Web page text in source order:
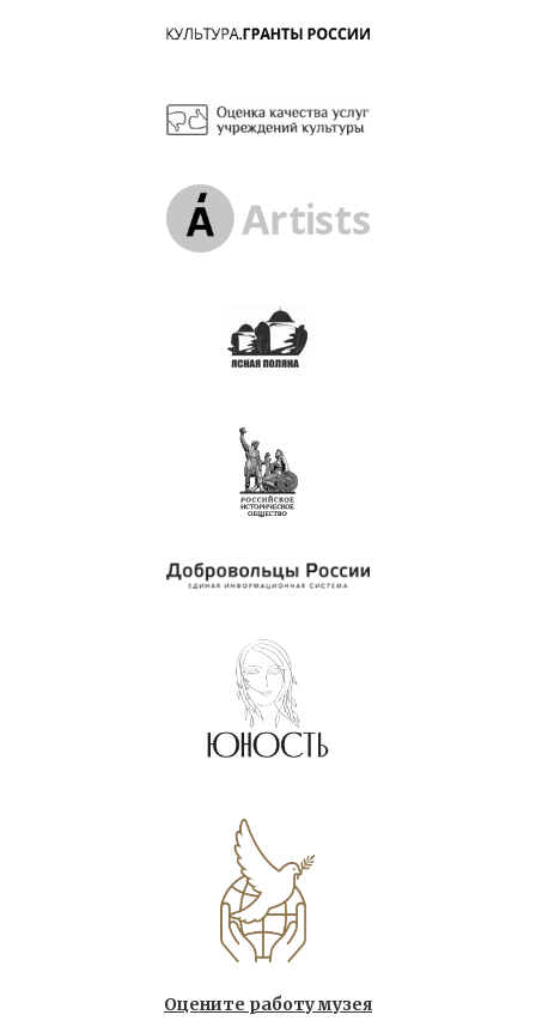
Оцените работу музея